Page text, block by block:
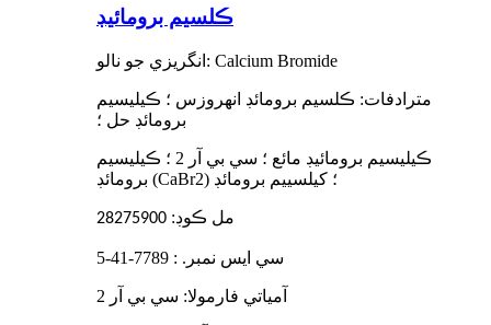
ڪلسيم برومائيڊ
انگريزي جو نالو: Calcium Bromide
مترادفات: ڪلسيم برومائڊ انهروزس ؛ ڪيليسيم
برومائڊ حل ؛
ڪيليسيم برومائيڊ مائع ؛ سي بي آر 2 ؛ ڪيليسيم
برومائڊ (CaBr2) ؛ کیلسييم برومائڊ
مل ڪوڊ: 28275900
سي ايس نمبر. : 7789-41-5
آمياتي فارمولا: سي بي آر 2